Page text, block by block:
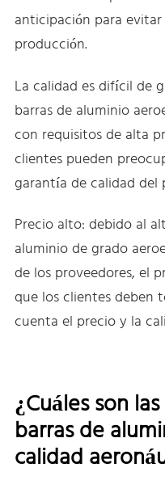
anticipación para
producción.
La calidad es difícil de
barras de aluminio
con requisitos de alta
clientes pueden
garantía de calidad del
Precio alto: debido al
aluminio de grado
de los proveedores, el
que los clientes deben
cuenta el precio y la
¿Cuáles son
barras de
calidad